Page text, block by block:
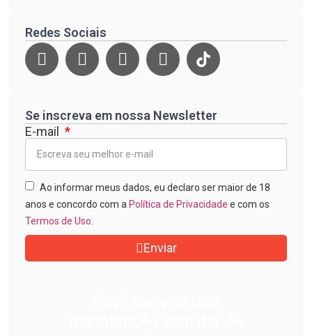
Redes Sociais
Se inscreva em nossa Newsletter
E-mail
Ao informar meus dados, eu declaro ser maior de 18
anos e concordo com a Política de Privacidade e com os
Termos de Uso
Enviar